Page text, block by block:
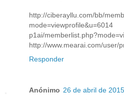
http://ciberayllu.com/bb/
mode=viewprofile&u=6014
p1ai/
http://www.mearai.com/user/
Responder
Anónimo 26 de abril de